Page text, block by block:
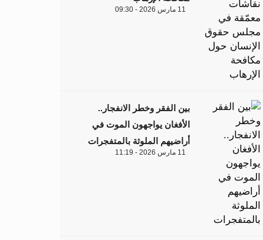
11 مارس 2026 - 09:30
بين الفقر وخطر الانفجار..
الأفغان يواجهون الموت في
أراضيهم الملوثة بالمتفجرات
11 مارس 2026 - 11:19